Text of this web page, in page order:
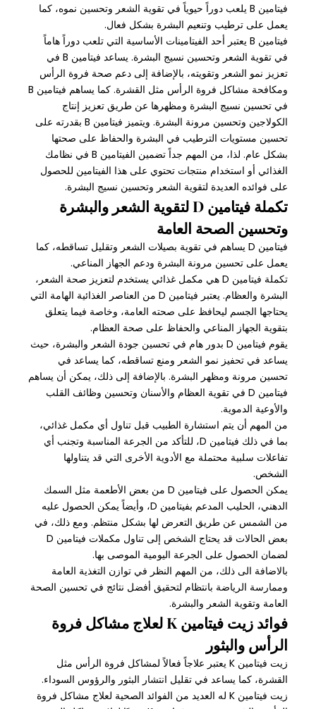
فيتامين B يلعب دوراً حيوياً في تقوية الشعر وتحسين نموه، كما
يعمل على ترطيب وتنعيم البشرة بشكل فعال.
فيتامين B يعتبر أحد الفيتامينات الأساسية التي تلعب دوراً هاماً
في تقوية الشعر وتحسين نسيج البشرة. يساعد فيتامين B في
تعزيز نمو الشعر وتقويته، بالإضافة إلى دعم صحة فروة الرأس
ومكافحة مشاكل فروة الرأس مثل القشرة. كما يساهم فيتامين B
في تحسين نسيج البشرة ومظهرها عن طريق تعزيز إنتاج
الكولاجين وتحسين مرونة البشرة. ويتميز فيتامين B بقدرته على
تحسين مستويات الترطيب في البشرة والحفاظ على صحتها
بشكل عام. لذا، من المهم جداً تضمين الفيتامين B في نظامك
الغذائي أو استخدام منتجات تحتوي على هذا الفيتامين للحصول
على فوائده العديدة لتقوية الشعر وتحسين نسيج البشرة.
تكملة فيتامين D لتقوية الشعر والبشرة
وتحسين الصحة العامة
فيتامين D يساهم في تقوية بصيلات الشعر وتقليل تساقطه، كما
يعمل على تحسين مرونة البشرة ودعم الجهاز المناعي.
تكملة فيتامين D هي مكمل غذائي يستخدم لتعزيز صحة الشعر،
البشرة والعظام. يعتبر فيتامين D من العناصر الغذائية الهامة التي
يحتاجها الجسم ليحافظ على صحته العامة، وخاصة فيما يتعلق
بتقوية الجهاز المناعي والحفاظ على صحة العظام.
يقوم فيتامين D بدور هام في تحسين جودة الشعر والبشرة، حيث
يساعد في تحفيز نمو الشعر ومنع تساقطه، كما يساعد في
تحسين مرونة ومظهر البشرة. بالإضافة إلى ذلك، يمكن أن يساهم
فيتامين D في تقوية العظام والأسنان وتحسين وظائف القلب
والأوعية الدموية.
من المهم أن يتم استشارة الطبيب قبل تناول أي مكمل غذائي،
بما في ذلك فيتامين D، للتأكد من الجرعة المناسبة وتجنب أي
تفاعلات سلبية محتملة مع الأدوية الأخرى التي قد يتناولها
الشخص.
يمكن الحصول على فيتامين D من بعض الأطعمة مثل السمك
الدهني، الحليب المدعم بفيتامين D، وأيضاً يمكن الحصول عليه
من الشمس عن طريق التعرض لها بشكل منتظم. ومع ذلك، في
بعض الحالات قد يحتاج الشخص إلى تناول مكملات فيتامين D
لضمان الحصول على الجرعة اليومية الموصى بها.
بالاضافة الى ذلك، من المهم النظر في توازن التغذية العامة
وممارسة الرياضة بانتظام لتحقيق أفضل نتائج في تحسين الصحة
العامة وتقوية الشعر والبشرة.
فوائد زيت فيتامين K لعلاج مشاكل فروة
الرأس والبثور
زيت فيتامين K يعتبر علاجاً فعالاً لمشاكل فروة الرأس مثل
القشرة، كما يساعد في تقليل انتشار البثور والرؤوس السوداء.
زيت فيتامين K له العديد من الفوائد الصحية لعلاج مشاكل فروة